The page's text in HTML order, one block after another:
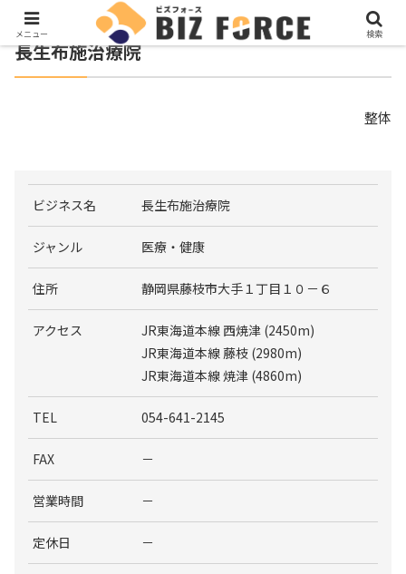
長生布施治療院
整体
ビジネス名 長生布施治療院
ジャンル 医療・健康
住所 静岡県藤枝市大手１丁目１０－６
アクセス
JR東海道本線 西焼津 (2450m)
JR東海道本線 藤枝 (2980m)
JR東海道本線 焼津 (4860m)
TEL 054-641-2145
FAX －
営業時間 －
定休日 －
メニュー 検索